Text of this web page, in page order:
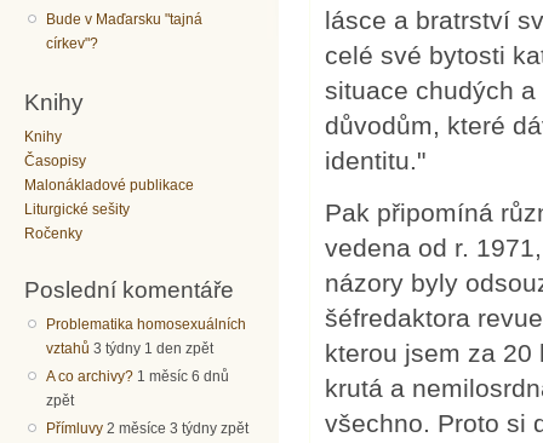
Bude v Maďarsku "tajná
církev"?
Knihy
Knihy
Časopisy
Malonákladové publikace
Liturgické sešity
Ročenky
Poslední komentáře
Problematika homosexuálních
vztahů 3 týdny 1 den zpět
A co archivy? 1 měsíc 6 dnů
zpět
Přímluvy 2 měsíce 3 týdny zpět
lásce a bratrství
celé své bytosti
situace chudých
důvodům, které
identitu."
Pak připomíná
vedena od r.
názory byly
šéfredaktora
kterou jsem za
krutá a
všechno. Proto si